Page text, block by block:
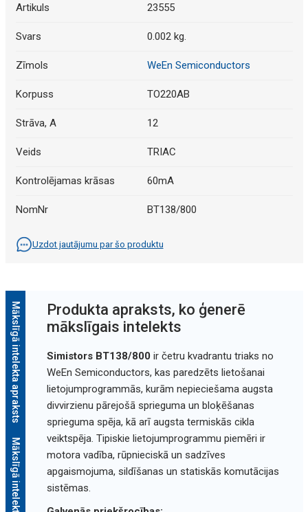
Artikuls 23555
Svars 0.002 kg.
Zīmols WeEn Semiconductors
Korpuss TO220AB
Strāva, A 12
Veids TRIAC
Kontrolējamas krāsas 60mA
NomNr BT138/800
Uzdot jautājumu par šo produktu
Mākslīgā intelekta apraksts
Produkta apraksts, ko ģenerē
mākslīgais intelekts
Simistors BT138/800 ir četru kvadrantu triaks no
WeEn Semiconductors, kas paredzēts lietošanai
lietojumprogrammās, kurām nepieciešama augsta
divvirzienu pārejošā sprieguma un bloķēšanas
sprieguma spēja, kā arī augsta termiskās cikla
veiktspēja. Tipiskie lietojumprogrammu piemēri ir
motora vadība, rūpnieciskā un sadzīves
apgaismojuma, sildīšanas un statiskās komutācijas
sistēmas.